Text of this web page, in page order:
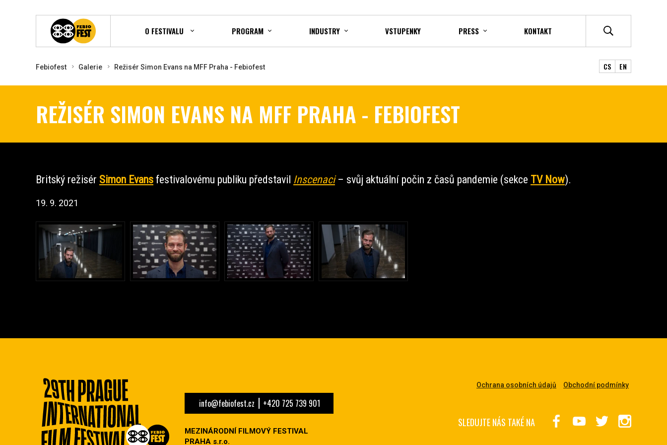
O FESTIVALU PROGRAM INDUSTRY VSTUPENKY PRESS KONTAKT
Febiofest Galerie Režisér Simon Evans na MFF Praha - Febiofest CS EN
REŽISÉR SIMON EVANS NA MFF PRAHA - FEBIOFEST
Britský režisér Simon Evans festivalovému publiku představil Inscenaci– svůj aktuální počin z časů pandemie (sekce TV Now).
19. 9. 2021
info@febiofest.cz +420 725 739 901
MEZINÁRODNÍ FILMOVÝ FESTIVAL
PRAHA s.r.o.
Ochrana osobních údajů Obchodní podmínky
SLEDUJTE NÁS TAKÉ NA